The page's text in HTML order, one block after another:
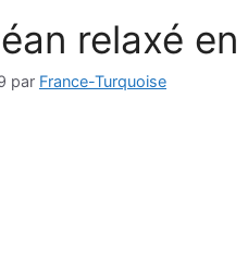
relaxé
par France-Turquoise